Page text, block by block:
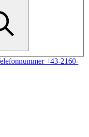
+43-2160-